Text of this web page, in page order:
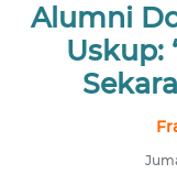
Alumni
Uskup:
UTAMA
NUSANTARA